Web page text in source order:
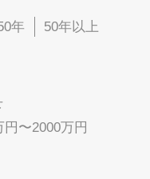
年 50年以上
円〜2000万円